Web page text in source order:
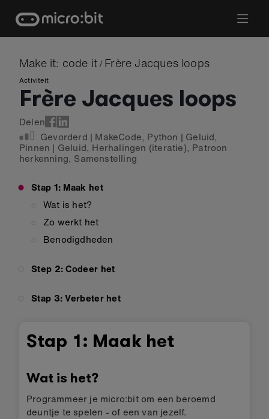
content
Make it: code it / Frère Jacques loops
Activiteit
Frère Jacques loops
Delen
Gevorderd | MakeCode, Python | Geluid,
Pinnen | Geluid, Herhalingen (iteratie), Patroon
herkenning, Samenstelling
Stap 1: Maak het
Wat is het?
Zo werkt het
Benodigdheden
Step 2: Codeer het
Stap 3: Verbeter het
Stap 1: Maak het
Wat is het?
Programmeer je micro:bit om een beroemd
deuntje te spelen - of een van jezelf.